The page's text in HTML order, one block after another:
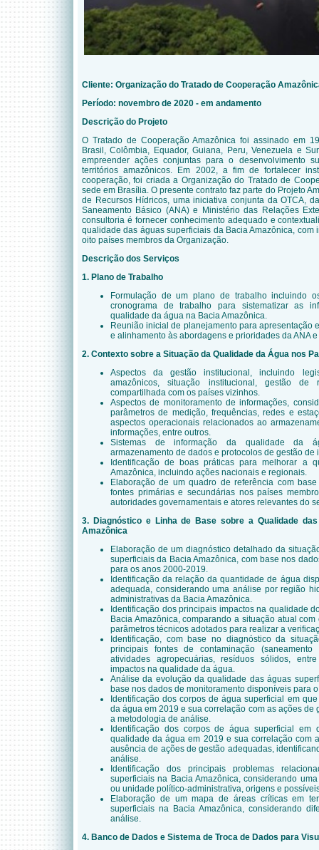
Cliente: Organização do Tratado de Cooperação
Período: novembro de 2020 - em andamento
Descrição do Projeto
O Tratado de Cooperação Amazônica foi assinado em
Brasil, Colômbia, Equador, Guiana, Peru, Venezuela e
empreender ações conjuntas para o desenvolvimento
territórios amazônicos. Em 2002, a fim de fortalecer
cooperação, foi criada a Organização do Tratado de
sede em Brasília. O presente contrato faz parte do Projeto
de Recursos Hídricos, uma iniciativa conjunta da OTCA,
Saneamento Básico (ANA) e Ministério das Relações
consultoria é fornecer conhecimento adequado e
qualidade das águas superficiais da Bacia Amazônica, com
oito países membros da Organização.
Descrição dos Serviços
1. Plano de Trabalho
Formulação de um plano de trabalho incluindo
cronograma de trabalho para sistematizar as
qualidade da água na Bacia Amazônica.
Reunião inicial de planejamento para apresentação
e alinhamento às abordagens e prioridades da ANA e
2. Contexto sobre a Situação da Qualidade da Água nos
Aspectos da gestão institucional, incluindo
amazônicos, situação institucional, gestão de
compartilhada com os países vizinhos.
Aspectos de monitoramento de informações,
parâmetros de medição, frequências, redes e
aspectos operacionais relacionados ao
informações, entre outros.
Sistemas de informação da qualidade da
armazenamento de dados e protocolos de gestão de
Identificação de boas práticas para melhorar a
Amazônica, incluindo ações nacionais e regionais.
Elaboração de um quadro de referência com
fontes primárias e secundárias nos países
autoridades governamentais e atores relevantes do
3. Diagnóstico e Linha de Base sobre a Qualidade
Amazônica
Elaboração de um diagnóstico detalhado da
superficiais da Bacia Amazônica, com base nos
para os anos 2000-2019.
Identificação da relação da quantidade de água
adequada, considerando uma análise por região
administrativas da Bacia Amazônica.
Identificação dos principais impactos na qualidade
Bacia Amazônica, comparando a situação atual
parâmetros técnicos adotados para realizar a
Identificação, com base no diagnóstico da
principais fontes de contaminação (saneamento
atividades agropecuárias, resíduos sólidos,
impactos na qualidade da água.
Análise da evolução da qualidade das águas
base nos dados de monitoramento disponíveis para
Identificação dos corpos de água superficial em
da água em 2019 e sua correlação com as ações de
a metodologia de análise.
Identificação dos corpos de água superficial em
qualidade da água em 2019 e sua correlação com
ausência de ações de gestão adequadas,
análise.
Identificação dos principais problemas
superficiais na Bacia Amazônica, considerando
ou unidade político-administrativa, origens e
Elaboração de um mapa de áreas críticas em
superficiais na Bacia Amazônica, considerando
análise.
4. Banco de Dados e Sistema de Troca de Dados para